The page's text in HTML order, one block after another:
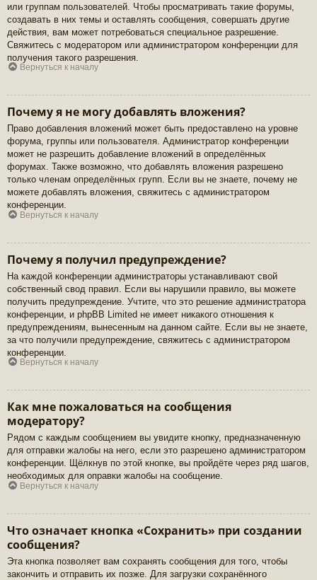
или группам пользователей. Чтобы просматривать такие форумы,
создавать в них темы и оставлять сообщения, совершать другие
действия, вам может потребоваться специальное разрешение.
Свяжитесь с модератором или администратором конференции для
получения такого разрешения.
Вернуться к началу
Почему я не могу добавлять вложения?
Право добавления вложений может быть предоставлено на уровне
форума, группы или пользователя. Администратор конференции
может не разрешить добавление вложений в определённых
форумах. Также возможно, что добавлять вложения разрешено
только членам определённых групп. Если вы не знаете, почему не
можете добавлять вложения, свяжитесь с администратором
конференции.
Вернуться к началу
Почему я получил предупреждение?
На каждой конференции администраторы устанавливают свой
собственный свод правил. Если вы нарушили правило, вы можете
получить предупреждение. Учтите, что это решение администратора
конференции, и phpBB Limited не имеет никакого отношения к
предупреждениям, вынесенным на данном сайте. Если вы не знаете,
за что получили предупреждение, свяжитесь с администратором
конференции.
Вернуться к началу
Как мне пожаловаться на сообщения
модератору?
Рядом с каждым сообщением вы увидите кнопку, предназначенную
для отправки жалобы на него, если это разрешено администратором
конференции. Щёлкнув по этой кнопке, вы пройдёте через ряд шагов,
необходимых для оправки жалобы на сообщение.
Вернуться к началу
Что означает кнопка «Сохранить» при создании
сообщения?
Эта кнопка позволяет вам сохранять сообщения для того, чтобы
закончить и отправить их позже. Для загрузки сохранённого